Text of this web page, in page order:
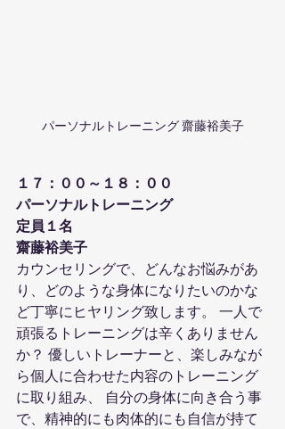
パーソナルトレーニング 齋藤裕美子
１７：００～１８：００
パーソナルトレーニング
定員１名
齋藤裕美子
カウンセリングで、どんなお悩みがあ
り、どのような身体になりたいのかな
ど丁寧にヒヤリング致します。 一人で
頑張るトレーニングは辛くありません
か？ 優しいトレーナーと、楽しみなが
ら個人に合わせた内容のトレーニング
に取り組み、 自分の身体に向き合う事
で、精神的にも肉体的にも自信が持て